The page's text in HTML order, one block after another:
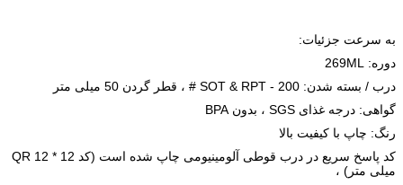
به سرعت جزئیات:
دوره: 269ML
درب / بسته شدن: SOT & RPT - 200 # ، قطر گردن 50 میلی متر
گواهی: درجه غذای SGS ، بدون BPA
رنگ: چاپ با کیفیت بالا
کد پاسخ سریع در درب قوطی آلومینیومی چاپ شده است (کد QR 12 * 12
میلی متر) ،